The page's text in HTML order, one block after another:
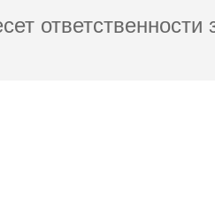
ответственности